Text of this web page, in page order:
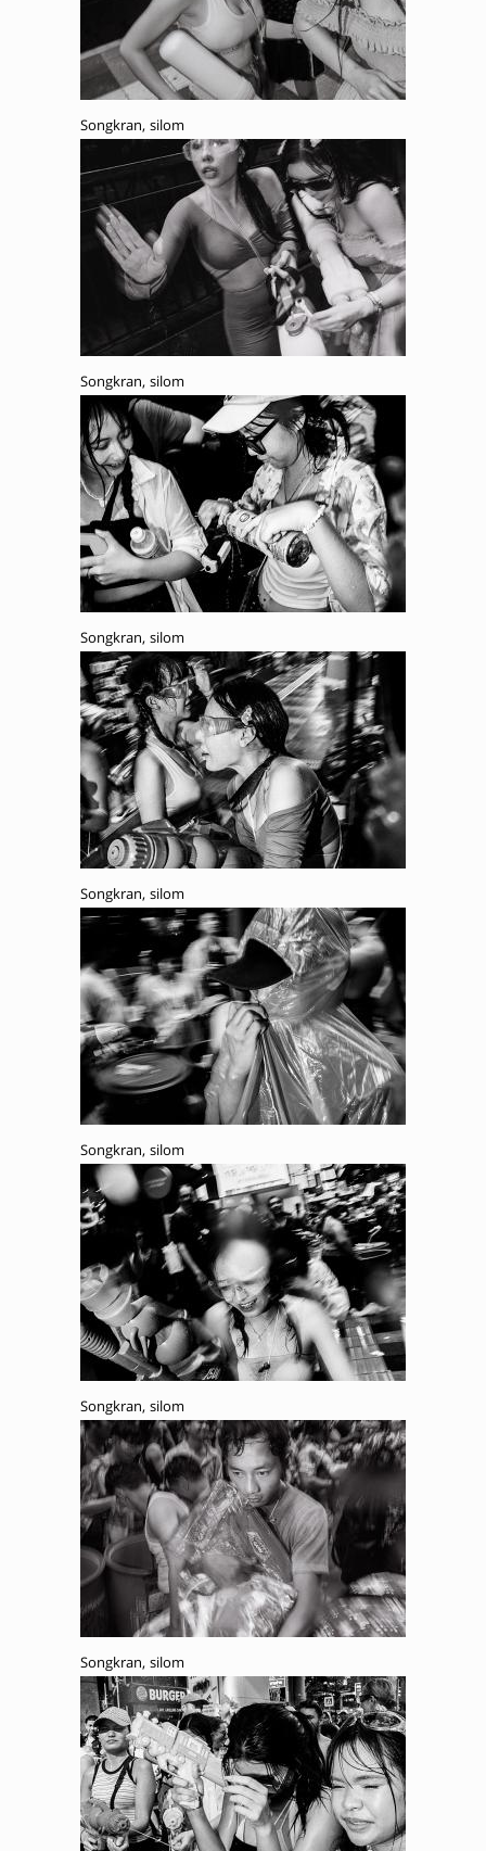
Songkran, silom
Songkran, silom
Songkran, silom
Songkran, silom
Songkran, silom
Songkran, silom
Songkran, silom